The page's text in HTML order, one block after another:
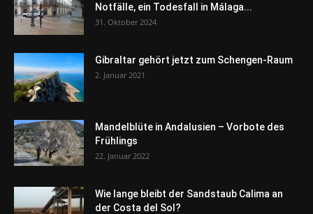
Notfälle, ein Todesfall in Málaga...
31. Oktober 2024
Gibraltar gehört jetzt zum Schengen-Raum
2. Januar 2021
Mandelblüte in Andalusien – Vorbote des
Frühlings
22. Januar 2022
Wie lange bleibt der Sandstaub Calima an
der Costa del Sol?